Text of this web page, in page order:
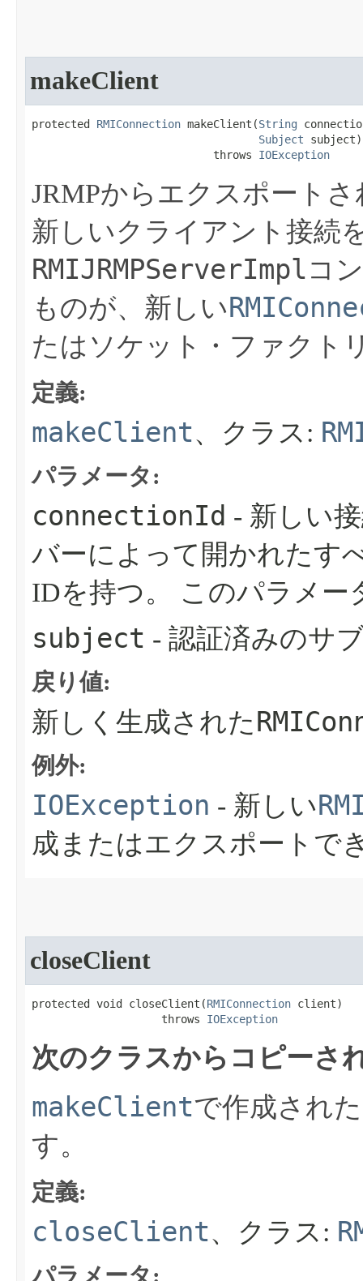
makeClient
protected RMIConnection makeClient​(String
Subject subject)
                            throws
IOException
JRMPからエクスポート
新しいクライアント接続
RMIJRMPServerImplコ
ものが、新しい
たはソケット・ファクト
定義:
makeClient、クラス:
パラメータ:
connectionId - 新しい
バーによって開かれたす
IDを持つ。
このパラメー
subject - 認証済みのサ
戻り値:
新しく生成された
例外:
IOException - 新しい
成またはエクスポートで
closeClient
protected void closeClient​(RMIConnection client)
                    throws
IOException
次のクラスからコピーさ
makeClientで作成され
す。
定義:
closeClient、クラス:
パラメータ: